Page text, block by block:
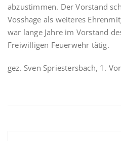
abzustimmen. Der Vorstand
Vosshage als weiteres
war lange Jahre im Vorstand
Freiwilligen Feuerwehr tätig.
gez. Sven Spriestersbach, 1.